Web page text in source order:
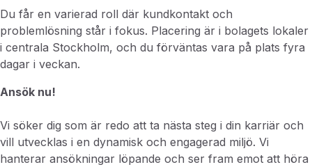
Du får en varierad roll där kundkontakt och
problemlösning står i fokus. Placering är i bolagets lokaler
i centrala Stockholm, och du förväntas vara på plats fyra
dagar i veckan.
Ansök nu!
Vi söker dig som är redo att ta nästa steg i din karriär och
vill utvecklas i en dynamisk och engagerad miljö. Vi
hanterar ansökningar löpande och ser fram emot att höra